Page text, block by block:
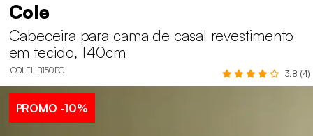
Cole
Cabeceira para cama de casal revestimento
em tecido, 140cm
ICOLEHB150BG 3.8 (4)
PROMO -10%